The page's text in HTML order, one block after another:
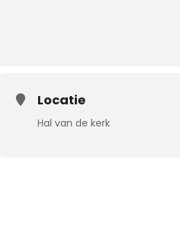
Locatie
Hal van de kerk